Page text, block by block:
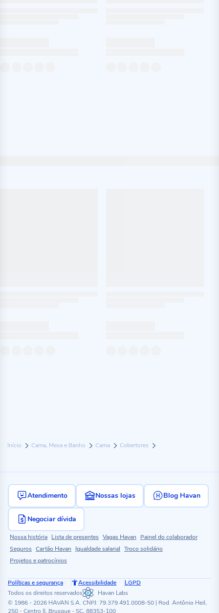
Início Cama, Mesa e Banho Cama Cobertores
Atendimento Nossas lojas Blog Havan
Negociar dívida
Nossa história Lista de presentes Vagas Havan
Painel do colaborador
Seguros Cartão Havan Igualdade salarial Troco solidário
Projetos e patrocínios
Políticas e segurança Acessibilidade
LGPD
Todos os direitos reservados
Havan Labs
© 1986 - 2026 HAVAN S.A. CNPJ: 79.379.491.0008-50 | Rod. Antônio Heil,
250 - Centro II, Brusque - SC, 88353-100